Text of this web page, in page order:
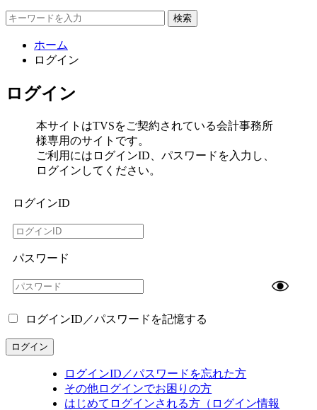
検索
ホーム
ログイン
ログイン
本サイトはTVSをご契約されている会計事務所
様専用のサイトです。
ご利用にはログインID、パスワードを入力し、
ログインしてください。
ログインID
パスワード
ログインID／パスワードを記憶する
ログイン
ログインID／パスワードを忘れた方
その他ログインでお困りの方
はじめてログインされる方（ログイン情報